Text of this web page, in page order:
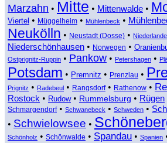
Marzahn • Mitte • Mittenwalde •
Viertel • Müggelheim • Mühlenbeck •
Neukölln • Neustadt (Dosse) • Niederlande
Niederschönhausen • Norwegen •
Ostprignitz-Ruppin • Pankow • Petershagen •
Potsdam • Premnitz • Prenzlau •
Prignitz • Radebeul • Rangsdorf• Rathenow •
Rostock • Rudow• Rummelsburg • Rügen
Schmargendorf• Schwanebeck • Schweden •
• Schwielowsee •
Schönholz • Schönwalde • Spandau • Spanien